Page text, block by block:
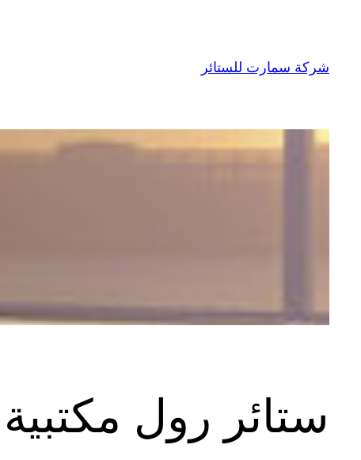
المحتوىشركة سمارت للستائر
ستائر رول مكتبية